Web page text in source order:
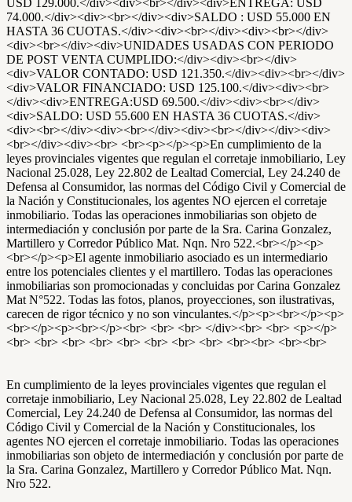
USD 129.000.</div><div><br></div><div>ENTREGA: USD
74.000.</div><div><br></div><div>SALDO : USD 55.000 EN
HASTA 36 CUOTAS.</div><div><br></div><div><br></div>
<div><br></div><div>UNIDADES USADAS CON PERIODO
DE POST VENTA CUMPLIDO:</div><div><br></div>
<div>VALOR CONTADO: USD 121.350.</div><div><br></div>
<div>VALOR FINANCIADO: USD 125.100.</div><div><br>
</div><div>ENTREGA:USD 69.500.</div><div><br></div>
<div>SALDO: USD 55.600 EN HASTA 36 CUOTAS.</div>
<div><br></div><div><br></div><div><br></div></div><div>
<br></div><div><br> <br><p></p><p>En cumplimiento de la
leyes provinciales vigentes que regulan el corretaje inmobiliario, Ley
Nacional 25.028, Ley 22.802 de Lealtad Comercial, Ley 24.240 de
Defensa al Consumidor, las normas del Código Civil y Comercial de
la Nación y Constitucionales, los agentes NO ejercen el corretaje
inmobiliario. Todas las operaciones inmobiliarias son objeto de
intermediación y conclusión por parte de la Sra. Carina Gonzalez,
Martillero y Corredor Público Mat. Nqn. Nro 522.<br></p><p>
<br></p><p>El agente inmobiliario asociado es un intermediario
entre los potenciales clientes y el martillero. Todas las operaciones
inmobiliarias son promocionadas y concluidas por Carina Gonzalez
Mat N°522. Todas las fotos, planos, proyecciones, son ilustrativas,
carecen de rigor técnico y no son vinculantes.</p><p><br></p><p>
<br></p><p><br></p><br> <br> <br> </div><br> <br> <p></p>
<br> <br> <br> <br> <br> <br> <br> <br> <br><br> <br><br>
En cumplimiento de la leyes provinciales vigentes que regulan el
corretaje inmobiliario, Ley Nacional 25.028, Ley 22.802 de Lealtad
Comercial, Ley 24.240 de Defensa al Consumidor, las normas del
Código Civil y Comercial de la Nación y Constitucionales, los
agentes NO ejercen el corretaje inmobiliario. Todas las operaciones
inmobiliarias son objeto de intermediación y conclusión por parte de
la Sra. Carina Gonzalez, Martillero y Corredor Público Mat. Nqn.
Nro 522.